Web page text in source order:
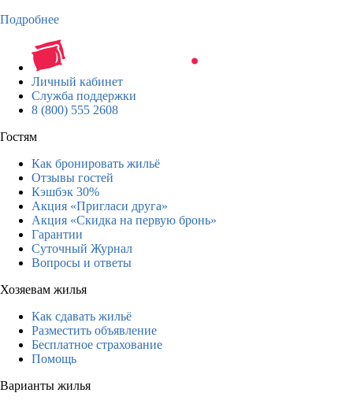
Подробнее
Личный кабинет
Служба поддержки
8 (800) 555 2608
Гостям
Как бронировать жильё
Отзывы гостей
Кэшбэк 30%
Акция «Пригласи друга»
Акция «Скидка на первую бронь»
Гарантии
Суточный Журнал
Вопросы и ответы
Хозяевам жилья
Как сдавать жильё
Разместить объявление
Бесплатное страхование
Помощь
Варианты жилья